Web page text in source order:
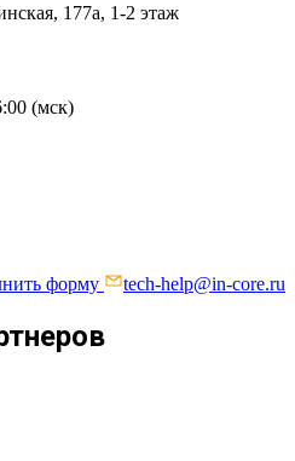
177а, ​1-2 этаж
(мск)
форму tech-help@in-core.ru